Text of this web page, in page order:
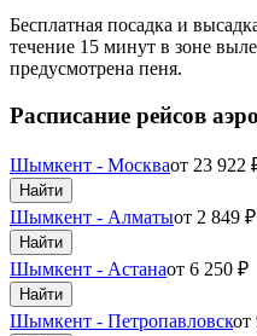
Бесплатная посадка и
течение 15 минут в зоне
предусмотрена пеня.
Расписание рейсов
Шымкент - Москваот 23 922
Найти
Шымкент - Алматыот 2 849 ₽
Найти
Шымкент - Астанаот 6 250 ₽
Найти
Шымкент - Петропавловскот